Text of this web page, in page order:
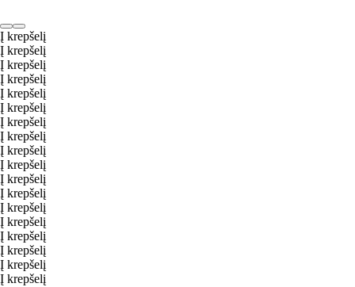
Į krepšelį
Į krepšelį
Į krepšelį
Į krepšelį
Į krepšelį
Į krepšelį
Į krepšelį
Į krepšelį
Į krepšelį
Į krepšelį
Į krepšelį
Į krepšelį
Į krepšelį
Į krepšelį
Į krepšelį
Į krepšelį
Į krepšelį
Į krepšelį